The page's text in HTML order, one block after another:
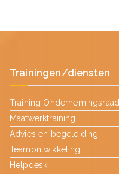
Trainingen/diensten
Training Ondernemingsraad
Maatwerktraining
Advies en begeleiding
Teamontwikkeling
Helpdesk